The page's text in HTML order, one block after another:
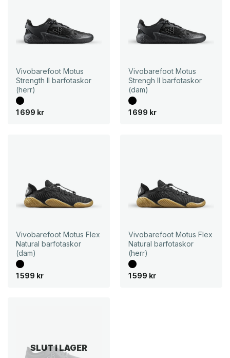
Vivobarefoot Motus
Strength II barfotaskor
(herr)
1 699 kr
Vivobarefoot Motus
Strengh II barfotaskor
(dam)
1 699 kr
Vivobarefoot Motus Flex
Natural barfotaskor
(dam)
1 599 kr
Vivobarefoot Motus Flex
Natural barfotaskor
(herr)
1 599 kr
SLUT I LAGER